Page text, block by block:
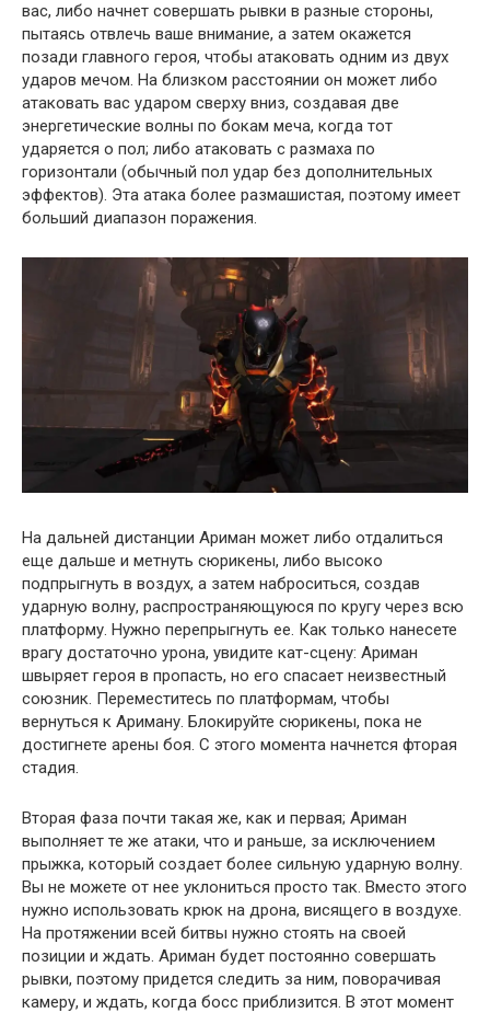
вас, либо начнет совершать рывки в разные стороны,
пытаясь отвлечь ваше внимание, а затем окажется
позади главного героя, чтобы атаковать одним из двух
ударов мечом. На близком расстоянии он может либо
атаковать вас ударом сверху вниз, создавая две
энергетические волны по бокам меча, когда тот
ударяется о пол; либо атаковать с размаха по
горизонтали (обычный пол удар без дополнительных
эффектов). Эта атака более размашистая, поэтому имеет
больший диапазон поражения.
На дальней дистанции Ариман может либо отдалиться
еще дальше и метнуть сюрикены, либо высоко
подпрыгнуть в воздух, а затем наброситься, создав
ударную волну, распространяющуюся по кругу через всю
платформу. Нужно перепрыгнуть ее. Как только нанесете
врагу достаточно урона, увидите кат-сцену: Ариман
швыряет героя в пропасть, но его спасает неизвестный
союзник. Переместитесь по платформам, чтобы
вернуться к Ариману. Блокируйте сюрикены, пока не
достигнете арены боя. С этого момента начнется фторая
стадия.
Вторая фаза почти такая же, как и первая; Ариман
выполняет те же атаки, что и раньше, за исключением
прыжка, который создает более сильную ударную волну.
Вы не можете от нее уклониться просто так. Вместо этого
нужно использовать крюк на дрона, висящего в воздухе.
На протяжении всей битвы нужно стоять на своей
позиции и ждать. Ариман будет постоянно совершать
рывки, поэтому придется следить за ним, поворачивая
камеру, и ждать, когда босс приблизится. В этот момент